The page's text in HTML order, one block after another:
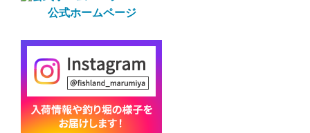
公式ホームページ